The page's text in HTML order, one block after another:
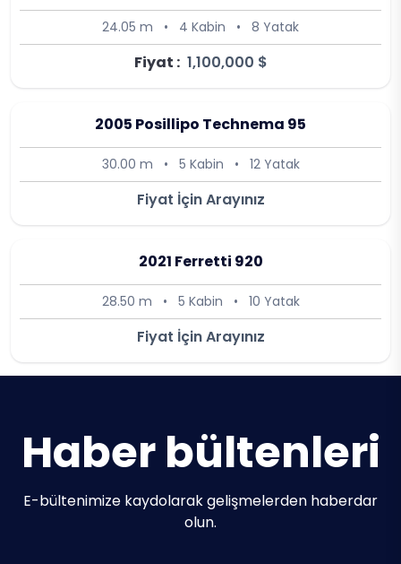
24.05 m • 4 Kabin • 8 Yatak
Fiyat : 1,100,000 $
2005 Posillipo Technema 95
30.00 m • 5 Kabin • 12 Yatak
Fiyat İçin Arayınız
2021 Ferretti 920
28.50 m • 5 Kabin • 10 Yatak
Fiyat İçin Arayınız
Haber bültenleri
E-bültenimize kaydolarak gelişmelerden haberdar
olun.